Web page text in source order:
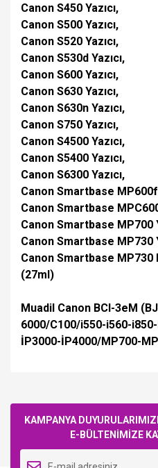
Canon S450 Yazıcı,
Canon S500 Yazıcı,
Canon S520 Yazıcı,
Canon S530d Yazıcı,
Canon S600 Yazıcı,
Canon S630 Yazıcı,
Canon S630n Yazıcı,
Canon S750 Yazıcı,
Canon S4500 Yazıcı,
Canon S5400 Yazıcı,
Canon S6300 Yazıcı,
Canon Smartbase MP600f
Canon Smartbase
Canon Smartbase MP700
Canon Smartbase MP730
Canon Smartbase MP730
(27ml)
Muadil Canon BCI-3eM
6000/C100/i550-i560-
İP3000-İP4000/MP700-
KAMPANYA
E-BÜLTENİMİZE